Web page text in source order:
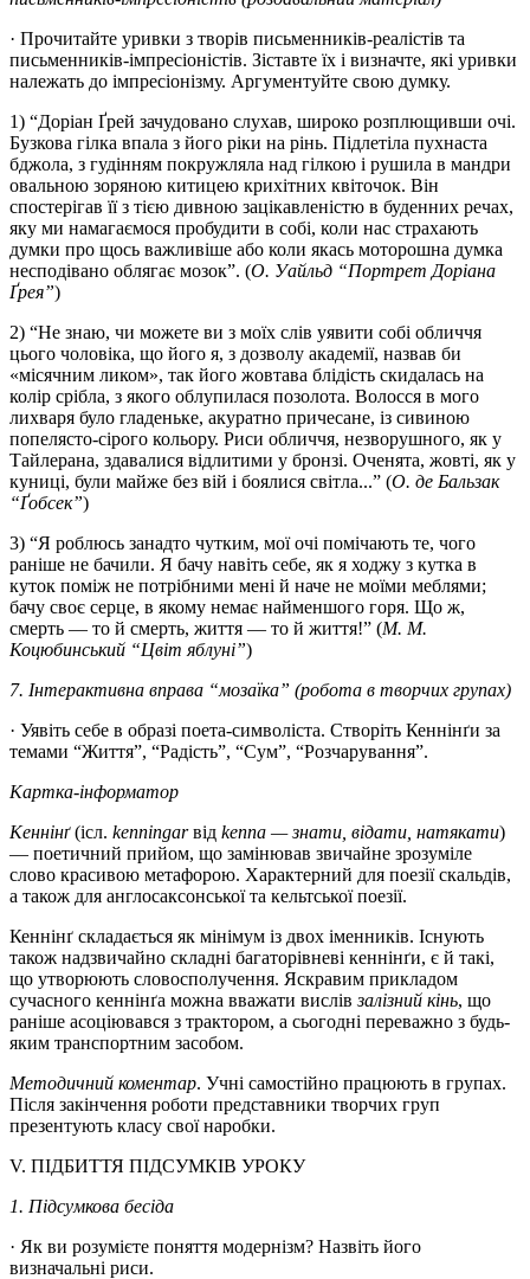
· Прочитайте уривки з творів письменників-реалістів та
письменників-імпресіоністів. Зіставте їх і визначте, які уривки
належать до імпресіонізму. Аргументуйте свою думку.
1) “Доріан Ґрей зачудовано слухав, широко розплющивши очі.
Бузкова гілка впала з його ріки на рінь. Підлетіла пухнаста
бджола, з гудінням покружляла над гілкою і рушила в мандри
овальною зоряною китицею крихітних квіточок. Він
спостерігав її з тією дивною зацікавленістю в буденних речах,
яку ми намагаємося пробудити в собі, коли нас страхають
думки про щось важливіше або коли якась моторошна думка
несподівано облягає мозок”. (О. Уайльд “Портрет Доріана
Ґрея”)
2) “Не знаю, чи можете ви з моїх слів уявити собі обличчя
цього чоловіка, що його я, з дозволу академії, назвав би
«місячним ликом», так його жовтава блідість скидалась на
колір срібла, з якого облупилася позолота. Волосся в мого
лихваря було гладеньке, акуратно причесане, із сивиною
попелясто-сірого кольору. Риси обличчя, незворушного, як у
Тайлерана, здавалися відлитими у бронзі. Оченята, жовті, як у
куниці, були майже без вій і боялися світла...” (О. де Бальзак
“Ґобсек”)
3) “Я роблюсь занадто чутким, мої очі помічають те, чого
раніше не бачили. Я бачу навіть себе, як я ходжу з кутка в
куток поміж не потрібними мені й наче не моїми меблями;
бачу своє серце, в якому немає найменшого горя. Що ж,
смерть — то й смерть, життя — то й життя!” (М. М.
Коцюбинський “Цвіт яблуні”)
7. Інтерактивна вправа “мозаїка” (робота в творчих групах)
· Уявіть себе в образі поета-символіста. Створіть Кеннінґи за
темами “Життя”, “Радість”, “Сум”, “Розчарування”.
Картка-інформатор
Кеннінґ(ісл. kenningarвід kenna — знати, відати, натякати)
— поетичний прийом, що замінював звичайне зрозуміле
слово красивою метафорою. Характерний для поезії скальдів,
а також для англосаксонської та кельтської поезії.
Кеннінґ складається як мінімум із двох іменників. Існують
також надзвичайно складні багаторівневі кеннінґи, є й такі,
що утворюють словосполучення. Яскравим прикладом
сучасного кеннінґа можна вважати вислівзалізний кінь, що
раніше асоціювався з трактором, а сьогодні переважно з будь-
яким транспортним засобом.
Методичний коментар. Учні самостійно працюють в групах.
Після закінчення роботи представники творчих груп
презентують класу свої наробки.
V. ПІДБИТТЯ ПІДСУМКІВ УРОКУ
1. Підсумкова бесіда
· Як ви розумієте поняття модернізм? Назвіть його
визначальні риси.